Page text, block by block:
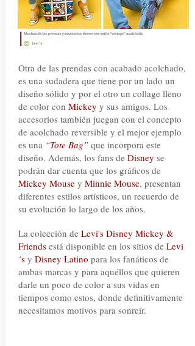
Otra de las prendas con acabado acolchado,
es una sudadera que tiene por un lado un
diseño sólido y por el otro un collage lleno
de color con Mickey y sus amigos. Los
accesorios también juegan con el concepto
de acolchado reversible y el mejor ejemplo
es una “Tote Bag”que incorpora este
diseño. Además, los fans de Disney se
podrán dar cuenta que los gráficos de
Mickey Mousey Minnie Mouse, presentan
diferentes estilos artísticos, un recuerdo de
su evolución lo largo de los años.
La colección de Levi's Disney Mickey &
Friendsestá disponible en los sitios de Levi
´sy Disney Latino para los fanáticos de
ambas marcas y para aquéllos que quieren
darle un poco de color a sus vidas en
tiempos como estos, donde definitivamente
necesitamos motivos para sonreír.